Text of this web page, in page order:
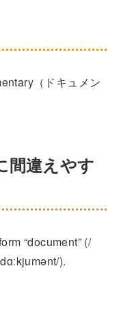
（ドキュメン
間違えやす
“document” (/
).